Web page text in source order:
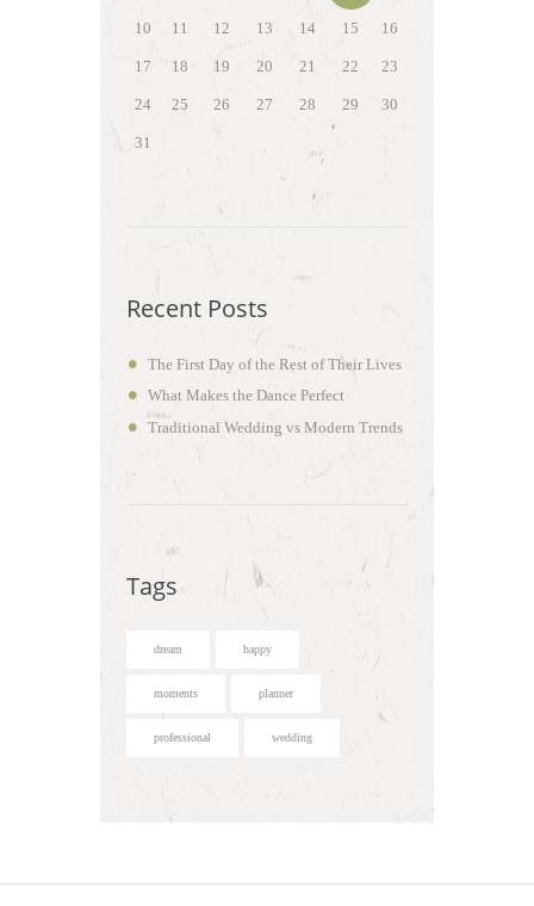
10 11 12 13 14 15 16
17 18 19 20 21 22 23
24 25 26 27 28 29 30
31
Recent Posts
The First Day of the Rest of Their Lives
What Makes the Dance Perfect
Traditional Wedding vs Modern Trends
Tags
dream happy
moments planner
professional wedding